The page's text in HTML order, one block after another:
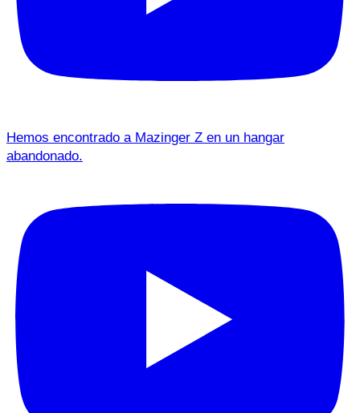
Hemos encontrado a Mazinger Z en un hangar
abandonado.